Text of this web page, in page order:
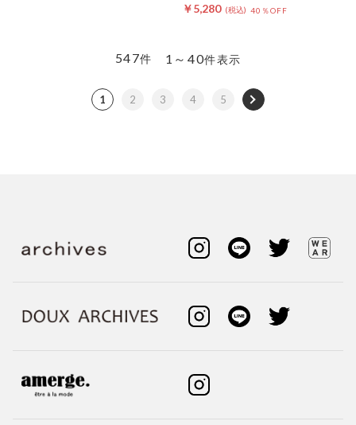
￥5,280 40％OFF
1～40件表示
547件
1 2 3 4 5